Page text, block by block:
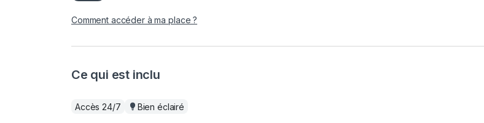
Comment accéder à ma place ?
Ce qui est inclu
Accès 24/7 Bien éclairé